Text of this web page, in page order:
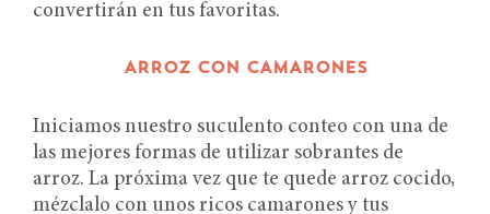
convertirán en tus favoritas.
ARROZ CON CAMARONES
Iniciamos nuestro suculento conteo con una de
las mejores formas de utilizar sobrantes de
arroz. La próxima vez que te quede arroz cocido,
mézclalo con unos ricos camarones y tus